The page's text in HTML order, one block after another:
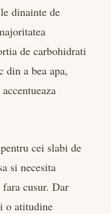
dinainte de
de carbohidrati
din a bea apa,
cei slabi de
si necesita
cusur. Dar
o atitudine